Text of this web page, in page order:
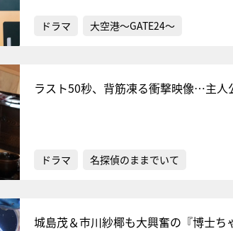
ドラマ 大空港～GATE24～
ラスト50秒、背筋凍る衝撃映像…主人
ドラマ 名探偵のままでいて
城島茂＆市川紗椰も大興奮の『博士ち